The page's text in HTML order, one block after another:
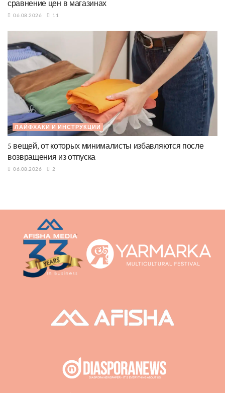
сравнение цен в магазинах
06.08.2026 11
ЛАЙФХАКИ И ИНСТРУКЦИИ
5 вещей, от которых минималисты избавляются после
возвращения из отпуска
06.08.2026 2